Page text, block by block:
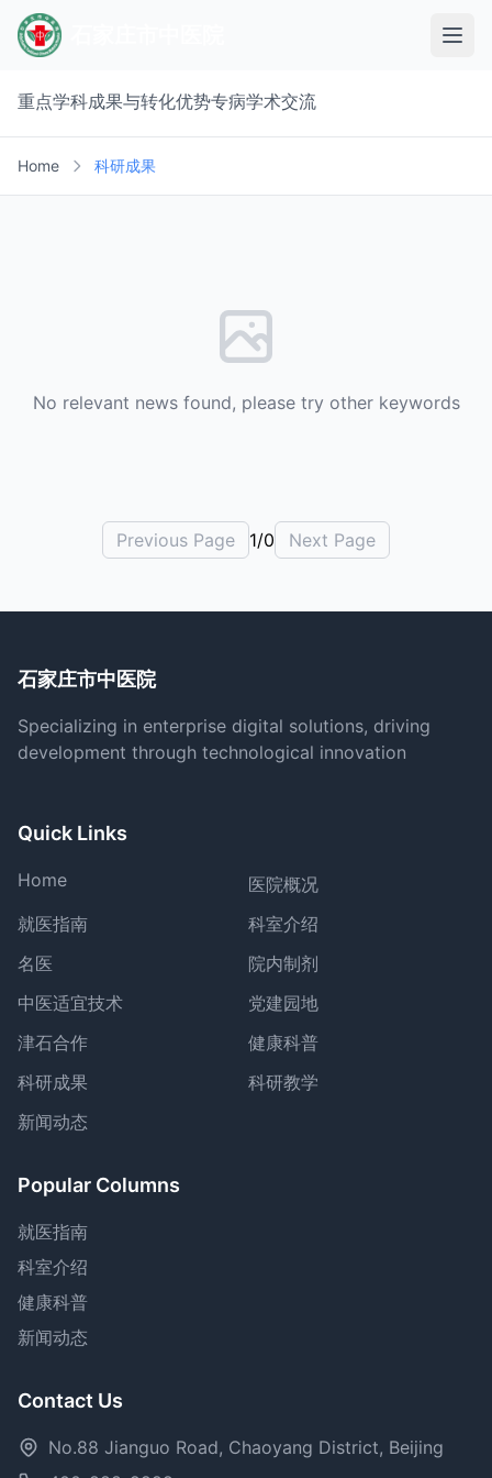
重点学科成果与转化优势专病学术交流
Home 科研成果
No relevant news found, please try other keywords
Previous Page 1/0 Next Page
石家庄市中医院
Specializing in enterprise digital solutions, driving
development through technological innovation
Quick Links
Home
医院概况
就医指南
科室介绍
名医
院内制剂
中医适宜技术
党建园地
津石合作
健康科普
科研成果
科研教学
新闻动态
Popular Columns
就医指南
科室介绍
健康科普
新闻动态
Contact Us
No.88 Jianguo Road, Chaoyang District, Beijing